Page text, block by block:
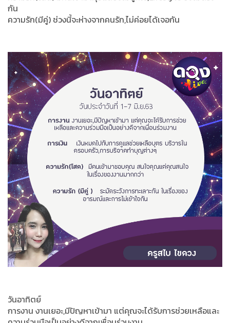
กัน
ความรัก(มีคู่) ช่วงนี้จะห่างจากคนรัก,ไม่ค่อยได้เจอกัน
วันอาทิตย์
การงาน งานเยอะ,มีปัญหาเข้ามา แต่คุณจะได้รับการช่วยเหลือและ